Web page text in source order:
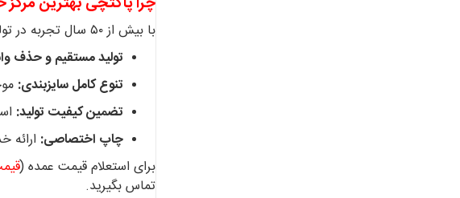
با بیش از ۵۰ سال تجربه در تولید و چاپ انواع پاکت، مجموعه پاکتچی مزایای رقابتی زیر را به کسب‌وکار شما ارائه می‌دهد:
تولید مستقیم و حذف
تنوع کامل سایزبندی:
تضمین کیفیت تولید:
چاپ اختصاصی:
برای استعلام قیمت عمده (
تماس بگیرید.